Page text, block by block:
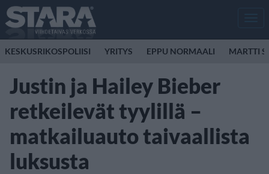
KESKUSRIKOSPOLIISI YRITYS EPPU NORMAALI MARTTI
Justin ja Hailey Bieber
retkeilevät tyylillä –
matkailuauto taivaallista
luksusta